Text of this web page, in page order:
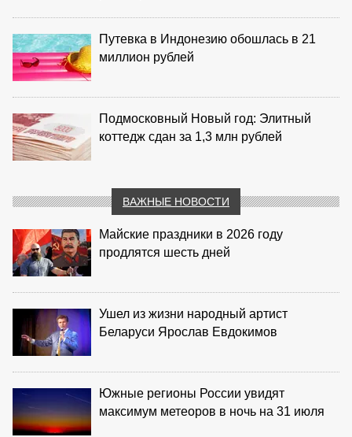
Путевка в Индонезию обошлась в 21
миллион рублей
Подмосковный Новый год: Элитный
коттедж сдан за 1,3 млн рублей
ВАЖНЫЕ НОВОСТИ
Майские праздники в 2026 году
продлятся шесть дней
Ушел из жизни народный артист
Беларуси Ярослав Евдокимов
Южные регионы России увидят
максимум метеоров в ночь на 31 июля